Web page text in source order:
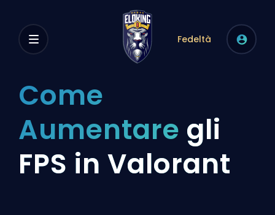
Fedeltà
Come
Aumentare gli
FPS in Valorant